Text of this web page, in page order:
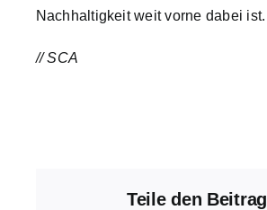
Nachhaltigkeit weit vorne dabei ist.
// SCA
Teile den Beitrag